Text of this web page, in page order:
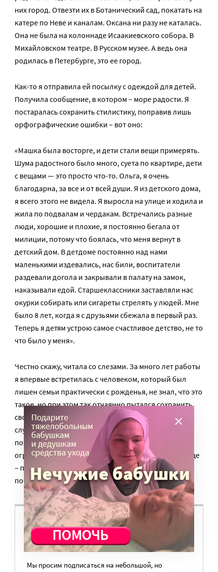
них город. Отвезти их в Ботанический сад, покатать на
катере по Неве и каналам. Оксана ни разу не каталась.
Она не была на колоннаде Исаакиевского собора. В
Михайловском театре. В Русском музее. А ведь она
родилась в Петербурге, это ее город.
Как-то я отправила ей посылку с одеждой для детей.
Получила сообщение, в котором – море радости. Я
постаралась сохранить стилистику, поправив лишь
орфографические ошибки – вот оно:
«Машка была восторге, и дети стали вещи примерять.
Шума радостного было много, суета по квартире, дети
с вещами — это просто что-то. Ольга, я очень
благодарна, за все и от всей души. Я из детского дома,
я всего этого не видела. Я выросла на улице и ходила и
жила по подвалам и чердакам. Встречались разные
люди, хорошие и плохие, я постоянно бегала от
милиции, потому что боялась, что меня вернут в
детский дом. В детдоме постоянно над нами
маленькими издевались, нас били, воспитатели
раздевали догола и закрывали в палату на замок,
наказывали едой. Старшеклассники заставляли нас
окурки собирать или сигареты стрелять у людей. Мне
было 8 лет, когда я с друзьями сбежала в первый раз.
Теперь я детям устрою самое счастливое детство, не то
что было у меня».
Честно скажу, читала со слезами. За много лет работы
я впервые встретилась с человеком, который был
лишен семьи практически с рожденья, не знал, что это
такое, но при этом так отчаянно пытался сохранить
свою семью, своих детей. Я знаю, что в большинстве
случаев этим людям не удается сохранить семью,
потому что они оказываются совершенно одни в
огромном мире, который иногда – враждебен, а чаще
– просто равнодушен. Но за Оксану мы, конечно,
поборемся.
ВАМ ВАЖНО, ЧТОБЫ РАЗГОВОР НА ЭТУ
ТЕМУ ПРОДОЛЖИЛСЯ? ПОДДЕРЖИТЕ
ПОРТАЛ!
Мы просим подписаться на небольшой, но